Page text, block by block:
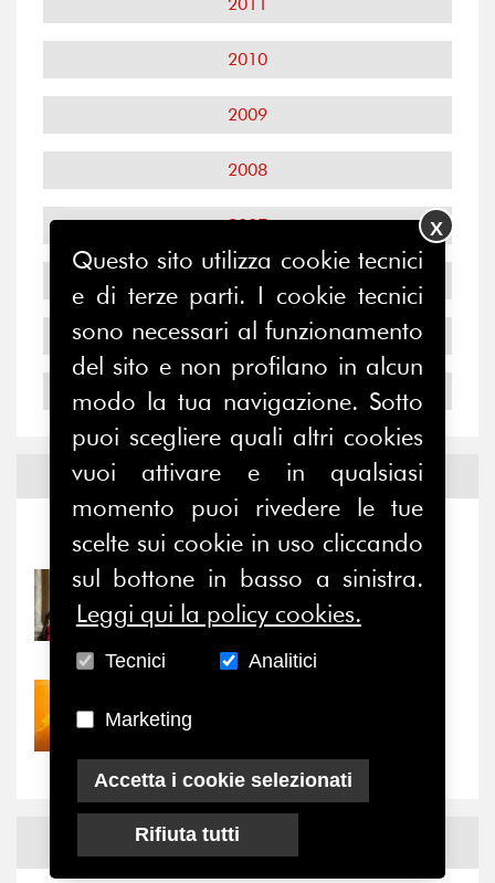
2011
2010
2009
2008
2007
2005
2004
Notizie ed Eventi
Notizie -Eventi
31/07/2026
Prima della pausa estiva,
Nove anni dopo la
NewsFacebook
Questo sito utilizza cookie tecnici
e di terze parti. I cookie tecnici
sono necessari al funzionamento
del sito e non profilano in alcun
modo la tua navigazione. Sotto
puoi scegliere quali altri cookies
vuoi attivare e in qualsiasi
momento puoi rivedere le tue
scelte sui cookie in uso cliccando
sul bottone in basso a sinistra.
Leggi qui la policy cookies.
Tecnici Analitici
Marketing
Accetta i cookie selezionati
Rifiuta tutti
X